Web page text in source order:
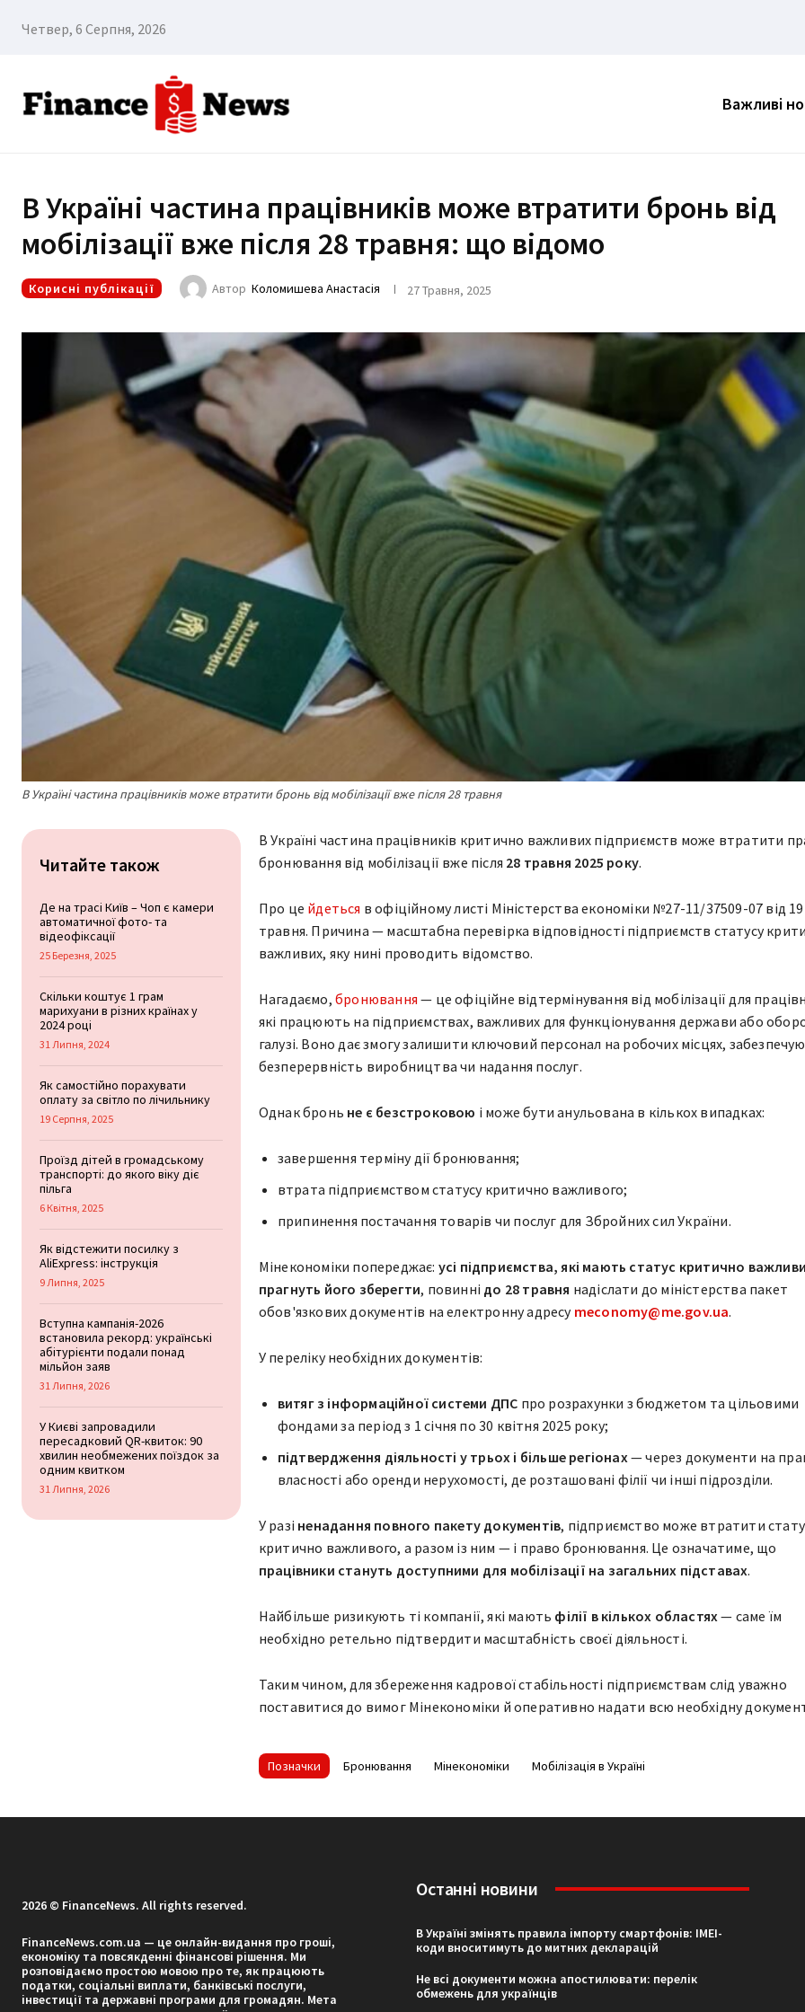
Четвер, 6 Серпня, 2026
Важливі
В Україні частина працівників може втратити бронь від
мобілізації вже після 28 травня: що відомо
Корисні публікації Автор Коломишева Анастасія 27 Травня, 2025
В Україні частина працівників може втратити бронь від мобілізації вже після 28 травня
Читайте також
Де на трасі Київ – Чоп є камери
автоматичної фото- та
відеофіксації
25 Березня, 2025
Скільки коштує 1 грам
марихуани в різних країнах у
2024 році
31 Липня, 2024
Як самостійно порахувати
оплату за світло по лічильнику
19 Серпня, 2025
Проїзд дітей в громадському
транспорті: до якого віку діє
пільга
6 Квітня, 2025
Як відстежити посилку з
AliExpress: інструкція
9 Липня, 2025
Вступна кампанія-2026
встановила рекорд: українські
абітурієнти подали понад
мільйон заяв
31 Липня, 2026
У Києві запровадили
пересадковий QR-квиток: 90
хвилин необмежених поїздок за
одним квитком
31 Липня, 2026
В Україні частина працівників критично важливих підприємств може втратити
бронювання від мобілізації вже після 28 травня 2025 року.
Про це йдеться в офіційному листі Міністерства економіки №27-11/37509-07 від 19
травня. Причина — масштабна перевірка відповідності підприємств статусу
важливих, яку нині проводить відомство.
Нагадаємо, бронювання — це офіційне відтермінування від мобілізації для
які працюють на підприємствах, важливих для функціонування держави або
галузі. Воно дає змогу залишити ключовий персонал на робочих місцях,
безперервність виробництва чи надання послуг.
Однак бронь не є безстроковою і може бути анульована в кількох випадках:
завершення терміну дії бронювання;
втрата підприємством статусу критично важливого;
припинення постачання товарів чи послуг для Збройних сил України.
Мінекономіки попереджає: усі підприємства, які мають статус критично
прагнуть його зберегти, повинні до 28 травня надіслати до міністерства пакет
обов'язкових документів на електронну адресу meconomy@me.gov.ua.
У переліку необхідних документів:
витяг з інформаційної системи ДПС про розрахунки з бюджетом та цільовими
фондами за період з 1 січня по 30 квітня 2025 року;
підтвердження діяльності у трьох і більше регіонах — через документи на
власності або оренди нерухомості, де розташовані філії чи інші підрозділи.
У разі ненадання повного пакету документів, підприємство може втратити
критично важливого, а разом із ним — і право бронювання. Це означатиме, що
працівники стануть доступними для мобілізації на загальних підставах.
Найбільше ризикують ті компанії, які мають філії в кількох областях — саме їм
необхідно ретельно підтвердити масштабність своєї діяльності.
Таким чином, для збереження кадрової стабільності підприємствам слід уважно
поставитися до вимог Мінекономіки й оперативно надати всю необхідну
Позначки Бронювання Мінекономіки Мобілізація в Україні
2026 © FinanceNews. All rights reserved.
FinanceNews.com.ua — це онлайн-видання про гроші,
економіку та повсякденні фінансові рішення. Ми
розповідаємо простою мовою про те, як працюють
податки, соціальні виплати, банківські послуги,
інвестиції та державні програми для громадян. Мета
Останні новини
В Україні змінять правила імпорту смартфонів: IMEI-
коди вноситимуть до митних декларацій
Не всі документи можна апостилювати: перелік
обмежень для українців